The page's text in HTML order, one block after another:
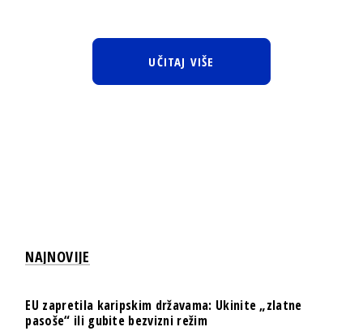
UČITAJ VIŠE
NAJNOVIJE
EU zapretila karipskim državama: Ukinite „zlatne
pasoše“ ili gubite bezvizni režim